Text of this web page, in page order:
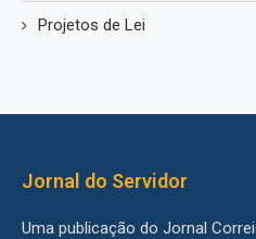
Projetos de Lei
Jornal do Servidor
Uma publicação do Jornal